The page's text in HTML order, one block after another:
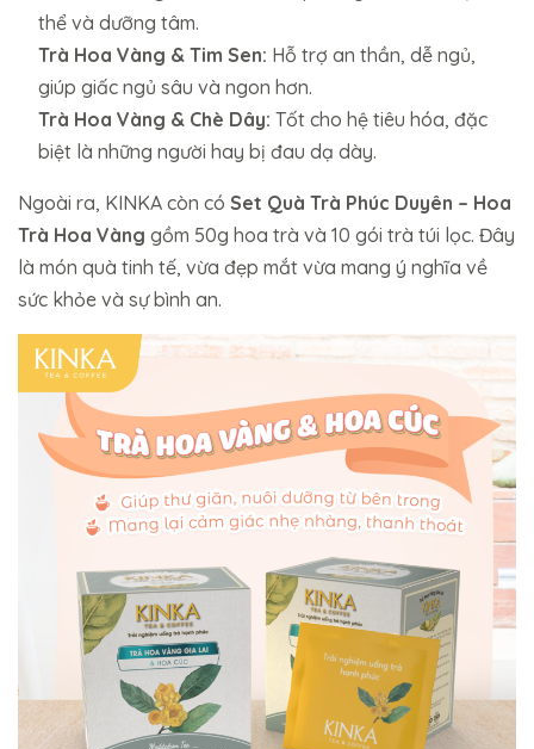
thể và dưỡng tâm.
Trà Hoa Vàng & Tim Sen: Hỗ trợ an thần, dễ ngủ,
giúp giấc ngủ sâu và ngon hơn.
Trà Hoa Vàng & Chè Dây: Tốt cho hệ tiêu hóa, đặc
biệt là những người hay bị đau dạ dày.
Ngoài ra, KINKA còn có Set Quà Trà Phúc Duyên – Hoa
Trà Hoa Vàng gồm 50g hoa trà và 10 gói trà túi lọc. Đây
là món quà tinh tế, vừa đẹp mắt vừa mang ý nghĩa về
sức khỏe và sự bình an.